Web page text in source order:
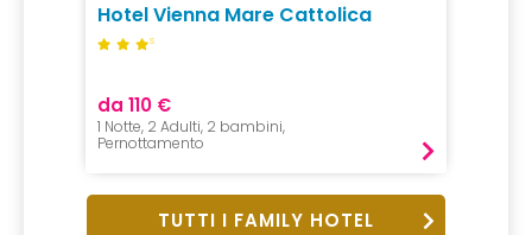
Hotel Vienna Mare Cattolica
S
da 110 €
1 Notte, 2 Adulti, 2 bambini,
Pernottamento
TUTTI I FAMILY HOTEL